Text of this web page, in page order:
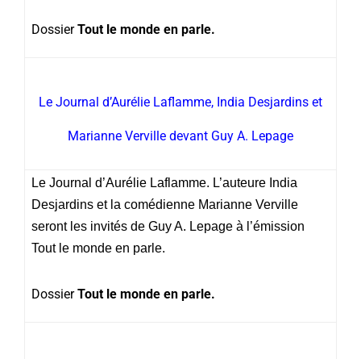
DossierTout le monde en parle.
Le Journal d’Aurélie Laflamme, India Desjardins et
Marianne Verville devant Guy A. Lepage
Le Journal d’Aurélie Laflamme. L’auteure India
Desjardins et la comédienne Marianne Verville
seront les invités de Guy A. Lepage à l’émission
Tout le monde en parle.
DossierTout le monde en parle.